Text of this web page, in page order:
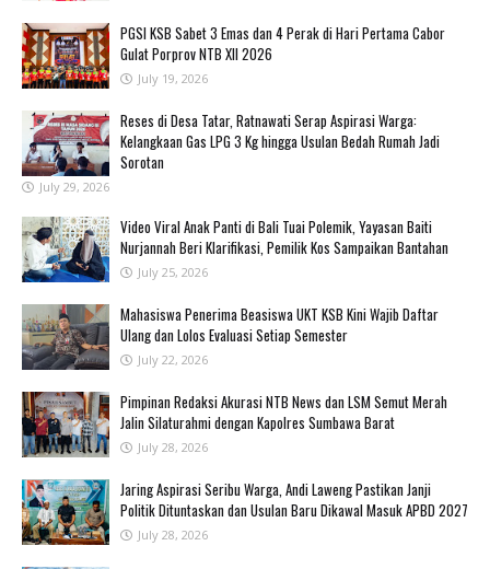
PGSI KSB Sabet 3 Emas dan 4 Perak di Hari Pertama Cabor
Gulat Porprov NTB XII 2026 ‎
July 19, 2026
Reses di Desa Tatar, Ratnawati Serap Aspirasi Warga:
Kelangkaan Gas LPG 3 Kg hingga Usulan Bedah Rumah Jadi
Sorotan
July 29, 2026
‎Video Viral Anak Panti di Bali Tuai Polemik, Yayasan Baiti
Nurjannah Beri Klarifikasi, Pemilik Kos Sampaikan Bantahan ‎
July 25, 2026
Mahasiswa Penerima Beasiswa UKT KSB Kini Wajib Daftar
Ulang dan Lolos Evaluasi Setiap Semester
July 22, 2026
Pimpinan Redaksi Akurasi NTB News dan LSM Semut Merah
Jalin Silaturahmi dengan Kapolres Sumbawa Barat
July 28, 2026
Jaring Aspirasi Seribu Warga, Andi Laweng Pastikan Janji
Politik Dituntaskan dan Usulan Baru Dikawal Masuk APBD 2027
July 28, 2026